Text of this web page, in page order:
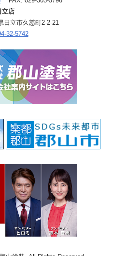
立店
日立市久慈町2-2-21
32-5742